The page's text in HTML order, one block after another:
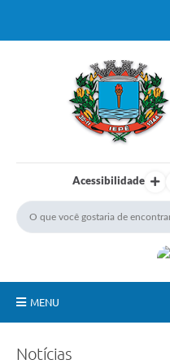
Acessibilidade
MENU
Notícias